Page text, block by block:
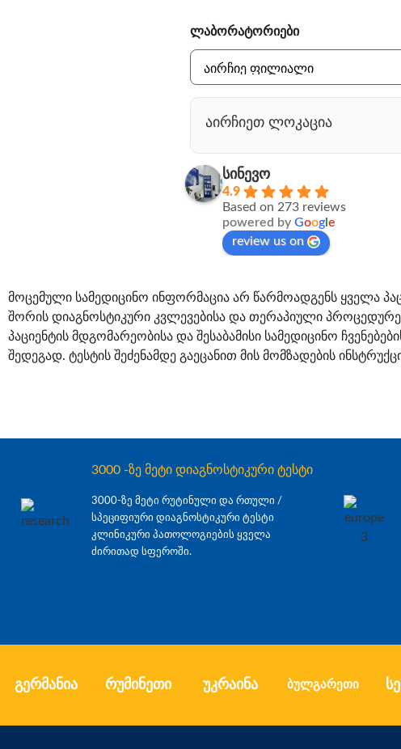
ლაბორატორიები
აირჩიეთ ლოკაცია
სინევო
4.9
Based on 273 reviews
powered byGoog le
review us on
მოცემული სამედიცინო ინფორმაცია არ წარმოადგენს ყველა
შორის დიაგნოსტიკური კვლევებისა და თერაპიული
პაციენტის მდგომარეობისა და შესაბამისი სამედიცინო
შედეგად. ტესტის შეძენამდე გაეცანით მის მომზადების
3000 -ზე მეტი დიაგნოსტიკური ტესტი
3000-ზე მეტი რუტინული და რთული /
სპეციფიური დიაგნოსტიკური ტესტი
კლინიკური პათოლოგიების ყველა
ძირითად სფეროში.
გერმანია რუმინეთი უკრაინა ბულგარეთი